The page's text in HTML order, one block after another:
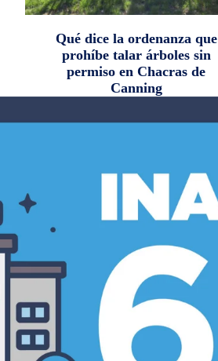
Qué dice la ordenanza que
prohíbe talar árboles sin
permiso en Chacras de
Canning